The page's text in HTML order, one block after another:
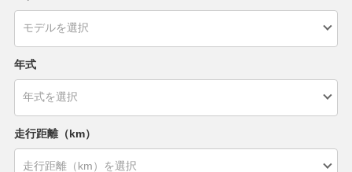
年式
走行距離（km）